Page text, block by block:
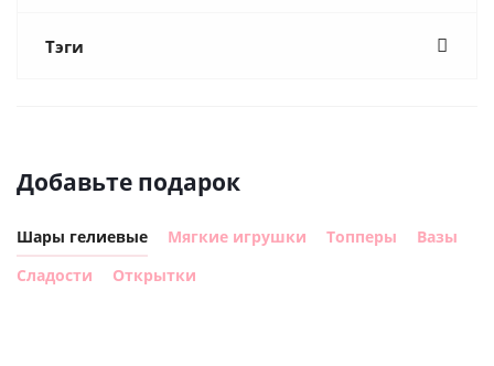
Тэги
Добавьте подарок
Шары гелиевые Мягкие игрушки Топперы
Вазы
Сладости
Открытки